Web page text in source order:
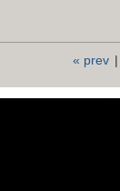
« prev |